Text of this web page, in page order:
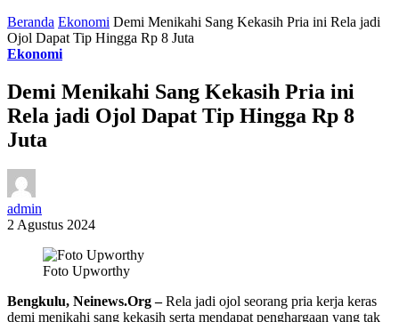
Beranda Ekonomi Demi Menikahi Sang Kekasih Pria ini Rela jadi
Ojol Dapat Tip Hingga Rp 8 Juta
Ekonomi
Demi Menikahi Sang Kekasih Pria ini
Rela jadi Ojol Dapat Tip Hingga Rp 8
Juta
admin
2 Agustus 2024
Foto Upworthy
Bengkulu, Neinews.Org –Rela jadi ojol seorang pria kerja keras
demi menikahi sang kekasih serta mendapat penghargaan yang tak